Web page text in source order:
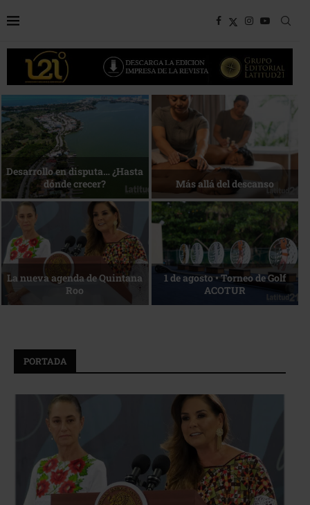
Bottega, un viaje servido a la
mesa
Energía que Impulsa la
competitividad
Reconocimiento de viajeros La esencia del servicio
PORTADA